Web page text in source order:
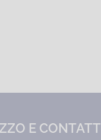
E CONTATTI